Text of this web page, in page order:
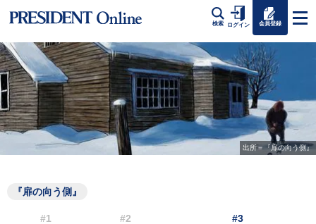
検索 ログイン 会員登録
出所＝『扉の向う側』
『扉の向う側』
#1 #2 #3